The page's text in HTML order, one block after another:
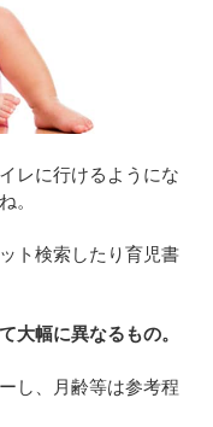
レに行けるようにな
。
ト検索したり育児書
大幅に異なるもの。
し、月齢等は参考程